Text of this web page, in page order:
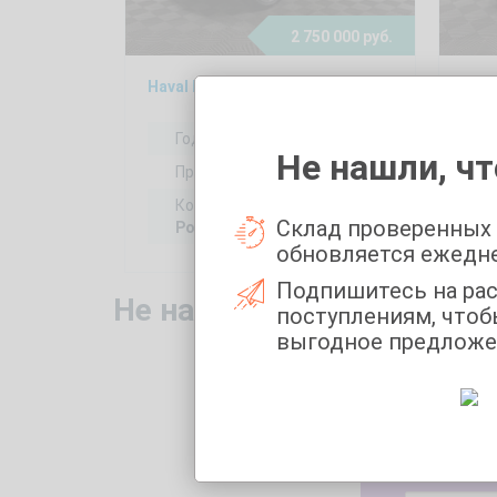
2 750 000 руб.
Haval F7 2, 2024
Год выпуска:
Пробег:
24628 км
Коробка передач:
Робот
Не нашли то, что
Укажите
Не нашли,
Склад
обновляется
Подпишитесь на
поступлениям,
выгодное